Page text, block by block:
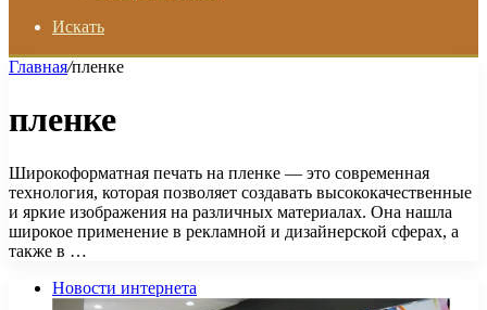
Искать
Главная/пленке
пленке
Широкоформатная печать на пленке — это современная
технология, которая позволяет создавать высококачественные
и яркие изображения на различных материалах. Она нашла
широкое применение в рекламной и дизайнерской сферах, а
также в …
Новости интернета